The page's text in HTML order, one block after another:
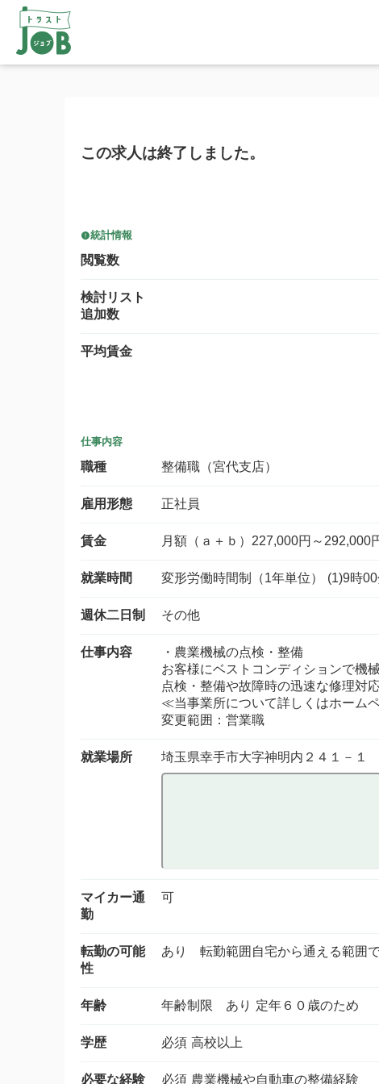
この求人は終了しました。
統計情報
閲覧数
検討リスト
追加数
平均賃金
仕事内容
職種 整備職（宮代支店）
雇用形態 正社員
賃金 月額（ａ＋ｂ）227,000円～292,000
就業時間 変形労働時間制（1年単位） (1)9時
週休二日制 その他
仕事内容
・農業機械の点検・整備
お客様にベストコンディションで機
点検・整備や故障時の迅速な修理対
≪当事業所について詳しくはホーム
変更範囲：営業職
就業場所 埼玉県幸手市大字神明内２４１－１
マイカー通
勤
可
転勤の可能
性
あり 転勤範囲自宅から通える範囲で
年齢 年齢制限 あり 定年６０歳のため
学歴 必須 高校以上
必要な経験 必須 農業機械や自動車の整備経験